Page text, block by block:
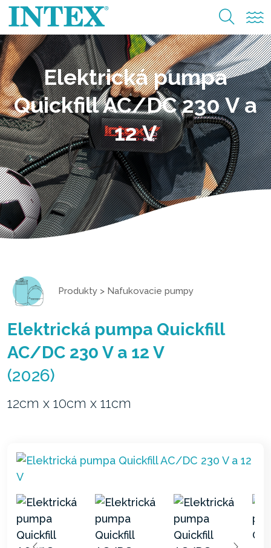
Elektrická pumpa
Quickfill AC/DC 230 V a
12 V
Produkty > Nafukovacie pumpy
Elektrická pumpa Quickfill
AC/DC 230 V a 12 V
(2026)
12cm x 10cm x 11cm